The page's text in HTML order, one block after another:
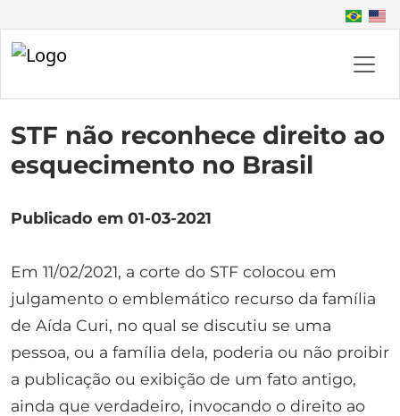
STF não reconhece direito ao
esquecimento no Brasil
Publicado em 01-03-2021
Em 11/02/2021, a corte do STF colocou em
julgamento o emblemático recurso da família
de Aída Curi, no qual se discutiu se uma
pessoa, ou a família dela, poderia ou não proibir
a publicação ou exibição de um fato antigo,
ainda que verdadeiro, invocando o direito ao